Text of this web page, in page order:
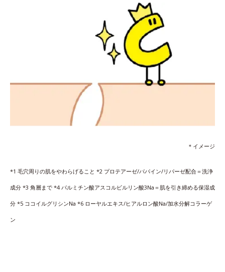
＊イメージ
*1 毛穴周りの肌をやわらげること *2 プロテアーゼ/パパイン/リパーゼ配合＝洗浄
成分 *3 角層まで *4 パルミチン酸アスコルビルリン酸3Na＝肌を引き締める保湿成
分 *5 ココイルグリシンNa *6 ローヤルエキス/ヒアルロン酸Na/加水分解コラーゲ
ン